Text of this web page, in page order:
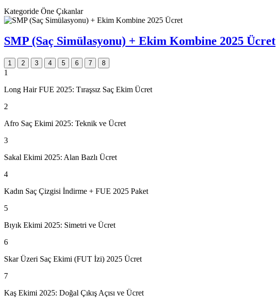
Kategoride Öne Çıkanlar
SMP (Saç Simülasyonu) + Ekim Kombine 2025 Ücret
1 2 3 4 5 6 7 8
1
Long Hair FUE 2025: Tıraşsız Saç Ekim Ücret
2
Afro Saç Ekimi 2025: Teknik ve Ücret
3
Sakal Ekimi 2025: Alan Bazlı Ücret
4
Kadın Saç Çizgisi İndirme + FUE 2025 Paket
5
Bıyık Ekimi 2025: Simetri ve Ücret
6
Skar Üzeri Saç Ekimi (FUT İzi) 2025 Ücret
7
Kaş Ekimi 2025: Doğal Çıkış Açısı ve Ücret